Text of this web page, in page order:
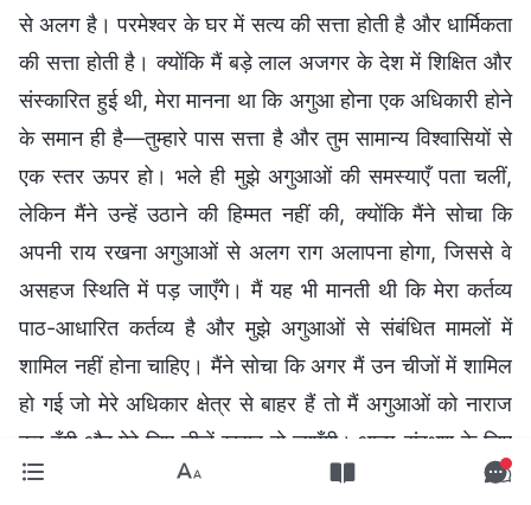
से अलग है। परमेश्वर के घर में सत्य की सत्ता होती है और धार्मिकता
की सत्ता होती है। क्योंकि मैं बड़े लाल अजगर के देश में शिक्षित और
संस्कारित हुई थी, मेरा मानना था कि अगुआ होना एक अधिकारी होने
के समान ही है—तुम्हारे पास सत्ता है और तुम सामान्य विश्वासियों से
एक स्तर ऊपर हो। भले ही मुझे अगुआओं की समस्याएँ पता चलीं,
लेकिन मैंने उन्हें उठाने की हिम्मत नहीं की, क्योंकि मैंने सोचा कि
अपनी राय रखना अगुआओं से अलग राग अलापना होगा, जिससे वे
असहज स्थिति में पड़ जाएँगे। मैं यह भी मानती थी कि मेरा कर्तव्य
पाठ-आधारित कर्तव्य है और मुझे अगुआओं से संबंधित मामलों में
शामिल नहीं होना चाहिए। मैंने सोचा कि अगर मैं उन चीजों में शामिल
हो गई जो मेरे अधिकार क्षेत्र से बाहर हैं तो मैं अगुआओं को नाराज
कर दूँगी और मेरे लिए चीजें खराब हो जाएँगी। आत्म-संरक्षण के लिए
मैंने परमेश्वर के घर के अगुआओं और कार्यकर्ताओं के साथ वैसा ही